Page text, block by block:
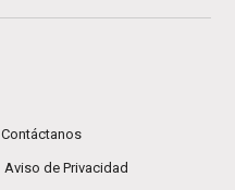
Contáctanos
Aviso de Privacidad